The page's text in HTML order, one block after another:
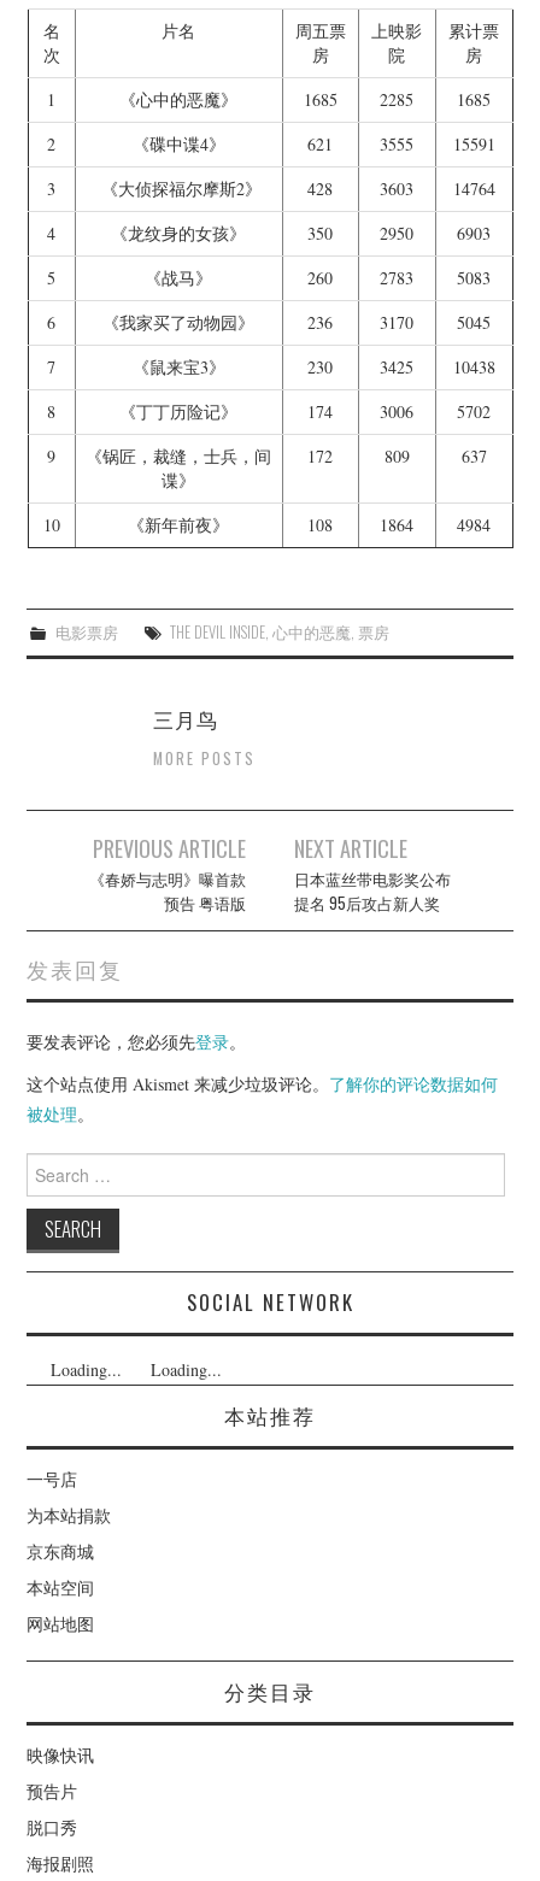
名
次
片名
周五票
房
上映影
院
累计票
房
1
《心中的恶魔》 1685 2285
1685
2
《碟中谍4》 621 3555
15591
3
《大侦探福尔摩斯2》 428 3603
14764
4
《龙纹身的女孩》 350 2950
6903
5
《战马》 260 2783
5083
6
《我家买了动物园》 236 3170
5045
7
《鼠来宝3》 230 3425
10438
8
《丁丁历险记》 174 3006
5702
9
《锅匠，裁缝，士兵，间
谍》
172 809 637
10 《新年前夜》 108 1864 4984
电影票房 THE DEVIL INSIDE, 心中的恶魔, 票房
三月鸟
MORE POSTS
navigation
PREVIOUS ARTICLE
《春娇与志明》曝首款
预告 粤语版
NEXT ARTICLE
日本蓝丝带电影奖公布
提名 95后攻占新人奖
发表回复
要发表评论，您必须先登录。
这个站点使用 Akismet 来减少垃圾评论。 了解你的评论数据如何
被处理。
Search
for:
SOCIAL NETWORK
Loading... Loading...
本站推荐
一号店
为本站捐款
京东商城
本站空间
网站地图
分类目录
映像快讯
预告片
脱口秀
海报剧照